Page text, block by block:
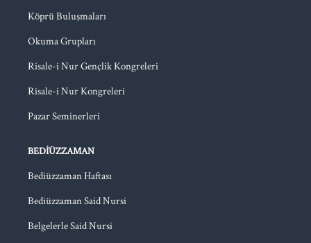
Köprü Buluşmaları
Okuma Grupları
Risale-i Nur Gençlik Kongreleri
Risale-i Nur Kongreleri
Pazar Seminerleri
BEDIÜZZAMAN
Bediüzzaman Haftası
Bediüzzaman Said Nursi
Belgelerle Said Nursi